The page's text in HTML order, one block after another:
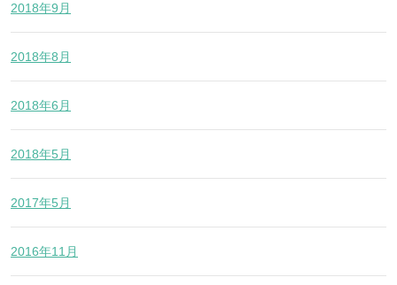
2018年9月
2018年8月
2018年6月
2018年5月
2017年5月
2016年11月